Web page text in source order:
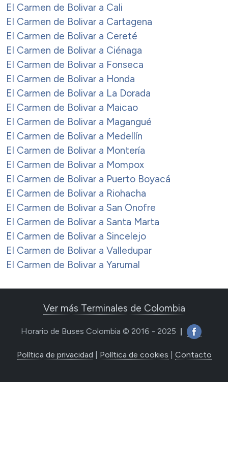
El Carmen de Bolivar a Cali
El Carmen de Bolivar a Cartagena
El Carmen de Bolivar a Cereté
El Carmen de Bolivar a Ciénaga
El Carmen de Bolivar a Fonseca
El Carmen de Bolivar a Honda
El Carmen de Bolivar a La Dorada
El Carmen de Bolivar a Maicao
El Carmen de Bolivar a Magangué
El Carmen de Bolivar a Medellín
El Carmen de Bolivar a Montería
El Carmen de Bolivar a Mompox
El Carmen de Bolivar a Puerto Boyacá
El Carmen de Bolivar a Riohacha
El Carmen de Bolivar a San Onofre
El Carmen de Bolivar a Santa Marta
El Carmen de Bolivar a Sincelejo
El Carmen de Bolivar a Valledupar
El Carmen de Bolivar a Yarumal
Ver más Terminales de Colombia
Horario de Buses Colombia © 2016 - 2025
Política de privacidad Política de cookies Contacto